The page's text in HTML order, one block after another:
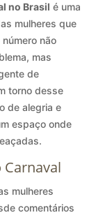
no Brasil é uma
mulheres que
não
mas
de
torno desse
de alegria e
espaço onde
Carnaval
mulheres
comentários